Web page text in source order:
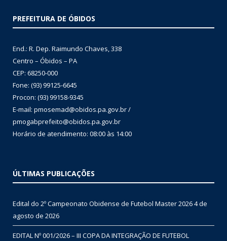
PREFEITURA DE ÓBIDOS
End.: R. Dep. Raimundo Chaves, 338
Centro – Óbidos – PA
CEP: 68250-000
Fone: (93) 99125-6645
Procon: (93) 99158-9345
E-mail: pmosemad@obidos.pa.gov.br /
pmogabprefeito@obidos.pa.gov.br
Horário de atendimento: 08:00 às 14:00
ÚLTIMAS PUBLICAÇÕES
Edital do 2º Campeonato Obidense de Futebol Master 20264 de
agosto de 2026
EDITAL Nº 001/2026 – III COPA DA INTEGRAÇÃO DE FUTEBOL